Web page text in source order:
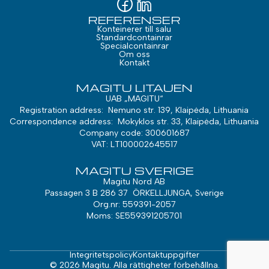
REFERENSER
Konteinerer till salu
Standardcontainrar
Specialcontainrar
Om oss
Kontakt
MAGITU LITAUEN
UAB „MAGITU“
Registration address: Nemuno str. 139, Klaipėda, Lithuania
Correspondence address: Mokyklos str. 33, Klaipėda, Lithuania
Company code: 300601687
VAT: LT100002645517
MAGITU SVERIGE
Magitu Nord AB
Passagen 3 B 286 37 ÖRKELLJUNGA, Sverige
Org.nr: 559391-2057
Moms: SE559391205701
© 2026 Magitu. Alla rättigheter förbehållna.
IntegritetspolicyKontaktuppgifter